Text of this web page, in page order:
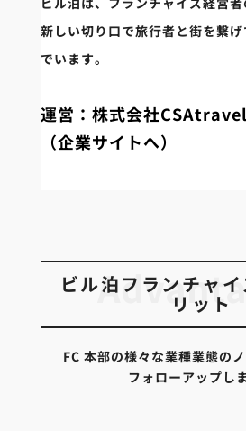
新しい切り口で旅行者と街を繋
でいます。
運営：株式会社CSAtravel
（企業サイトへ）
ビル泊フランチャ
リット
FC 本部の様々な業種業態の
フォローアップし